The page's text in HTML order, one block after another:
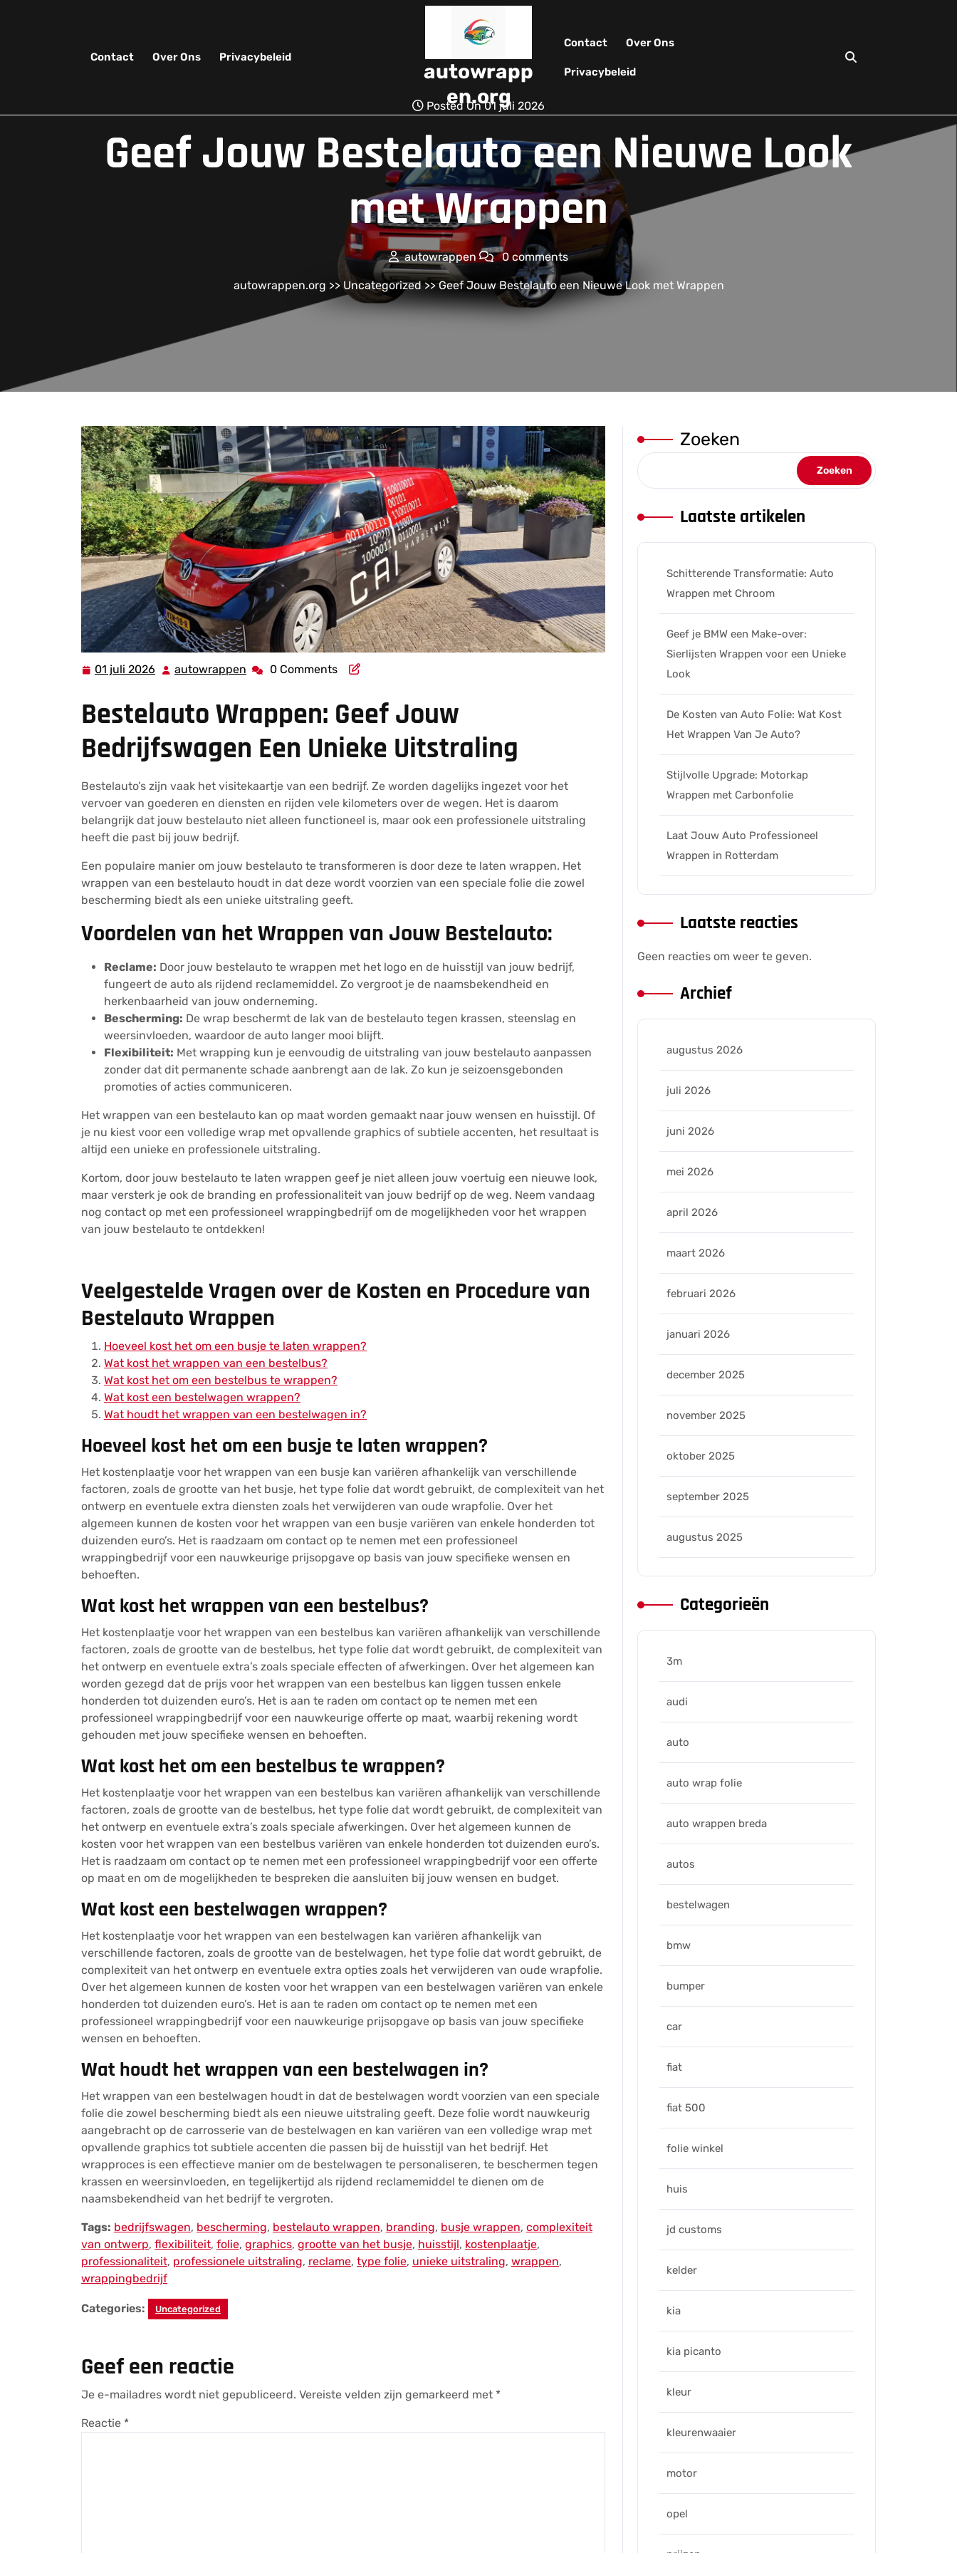
Contact Over Ons Privacybeleid
autowrapp
en.org
Contact Over Ons
Privacybeleid
Posted On 01 juli 2026
Geef Jouw Bestelauto een Nieuwe Look
met Wrappen
autowrappen 0 comments
autowrappen.org >>Uncategorized>> Geef Jouw Bestelauto een Nieuwe Look met Wrappen
01 juli 2026 01 autowrappen autowrappen
0 Comments
Bestelauto Wrappen: Geef Jouw
Bedrijfswagen Een Unieke Uitstraling
Bestelauto’s zijn vaak het visitekaartje van een bedrijf. Ze worden dagelijks ingezet voor het
vervoer van goederen en diensten en rijden vele kilometers over de wegen. Het is daarom
belangrijk dat jouw bestelauto niet alleen functioneel is, maar ook een professionele uitstraling
heeft die past bij jouw bedrijf.
Een populaire manier om jouw bestelauto te transformeren is door deze te laten wrappen. Het
wrappen van een bestelauto houdt in dat deze wordt voorzien van een speciale folie die zowel
bescherming biedt als een unieke uitstraling geeft.
Voordelen van het Wrappen van Jouw Bestelauto:
Reclame: Door jouw bestelauto te wrappen met het logo en de huisstijl van jouw bedrijf,
fungeert de auto als rijdend reclamemiddel. Zo vergroot je de naamsbekendheid en
herkenbaarheid van jouw onderneming.
Bescherming: De wrap beschermt de lak van de bestelauto tegen krassen, steenslag en
weersinvloeden, waardoor de auto langer mooi blijft.
Flexibiliteit: Met wrapping kun je eenvoudig de uitstraling van jouw bestelauto aanpassen
zonder dat dit permanente schade aanbrengt aan de lak. Zo kun je seizoensgebonden
promoties of acties communiceren.
Het wrappen van een bestelauto kan op maat worden gemaakt naar jouw wensen en huisstijl. Of
je nu kiest voor een volledige wrap met opvallende graphics of subtiele accenten, het resultaat is
altijd een unieke en professionele uitstraling.
Kortom, door jouw bestelauto te laten wrappen geef je niet alleen jouw voertuig een nieuwe look,
maar versterk je ook de branding en professionaliteit van jouw bedrijf op de weg. Neem vandaag
nog contact op met een professioneel wrappingbedrijf om de mogelijkheden voor het wrappen
van jouw bestelauto te ontdekken!
Veelgestelde Vragen over de Kosten en Procedure van
Bestelauto Wrappen
Hoeveel kost het om een ​​busje te laten wrappen?
Wat kost het wrappen van een bestelbus?
Wat kost het om een bestelbus te wrappen?
Wat kost een bestelwagen wrappen?
Wat houdt het wrappen van een bestelwagen in?
Hoeveel kost het om een ​​busje te laten wrappen?
Het kostenplaatje voor het wrappen van een busje kan variëren afhankelijk van verschillende
factoren, zoals de grootte van het busje, het type folie dat wordt gebruikt, de complexiteit van het
ontwerp en eventuele extra diensten zoals het verwijderen van oude wrapfolie. Over het
algemeen kunnen de kosten voor het wrappen van een busje variëren van enkele honderden tot
duizenden euro’s. Het is raadzaam om contact op te nemen met een professioneel
wrappingbedrijf voor een nauwkeurige prijsopgave op basis van jouw specifieke wensen en
behoeften.
Wat kost het wrappen van een bestelbus?
Het kostenplaatje voor het wrappen van een bestelbus kan variëren afhankelijk van verschillende
factoren, zoals de grootte van de bestelbus, het type folie dat wordt gebruikt, de complexiteit van
het ontwerp en eventuele extra’s zoals speciale effecten of afwerkingen. Over het algemeen kan
worden gezegd dat de prijs voor het wrappen van een bestelbus kan liggen tussen enkele
honderden tot duizenden euro’s. Het is aan te raden om contact op te nemen met een
professioneel wrappingbedrijf voor een nauwkeurige offerte op maat, waarbij rekening wordt
gehouden met jouw specifieke wensen en behoeften.
Wat kost het om een bestelbus te wrappen?
Het kostenplaatje voor het wrappen van een bestelbus kan variëren afhankelijk van verschillende
factoren, zoals de grootte van de bestelbus, het type folie dat wordt gebruikt, de complexiteit van
het ontwerp en eventuele extra’s zoals speciale afwerkingen. Over het algemeen kunnen de
kosten voor het wrappen van een bestelbus variëren van enkele honderden tot duizenden euro’s.
Het is raadzaam om contact op te nemen met een professioneel wrappingbedrijf voor een offerte
op maat en om de mogelijkheden te bespreken die aansluiten bij jouw wensen en budget.
Wat kost een bestelwagen wrappen?
Het kostenplaatje voor het wrappen van een bestelwagen kan variëren afhankelijk van
verschillende factoren, zoals de grootte van de bestelwagen, het type folie dat wordt gebruikt, de
complexiteit van het ontwerp en eventuele extra opties zoals het verwijderen van oude wrapfolie.
Over het algemeen kunnen de kosten voor het wrappen van een bestelwagen variëren van enkele
honderden tot duizenden euro’s. Het is aan te raden om contact op te nemen met een
professioneel wrappingbedrijf voor een nauwkeurige prijsopgave op basis van jouw specifieke
wensen en behoeften.
Wat houdt het wrappen van een bestelwagen in?
Het wrappen van een bestelwagen houdt in dat de bestelwagen wordt voorzien van een speciale
folie die zowel bescherming biedt als een nieuwe uitstraling geeft. Deze folie wordt nauwkeurig
aangebracht op de carrosserie van de bestelwagen en kan variëren van een volledige wrap met
opvallende graphics tot subtiele accenten die passen bij de huisstijl van het bedrijf. Het
wrapproces is een effectieve manier om de bestelwagen te personaliseren, te beschermen tegen
krassen en weersinvloeden, en tegelijkertijd als rijdend reclamemiddel te dienen om de
naamsbekendheid van het bedrijf te vergroten.
Tags: bedrijfswagen, bescherming, bestelauto wrappen, branding, busje wrappen, complexiteit
van ontwerp, flexibiliteit, folie, graphics, grootte van het busje, huisstijl, kostenplaatje,
professionaliteit, professionele uitstraling, reclame, type folie, unieke uitstraling, wrappen,
wrappingbedrijf
Categories: Uncategorized
Geef een reactie
Je e-mailadres wordt niet gepubliceerd. Vereiste velden zijn gemarkeerd met *
Reactie *
Zoeken
Zoeken
Laatste artikelen
Schitterende Transformatie: Auto
Wrappen met Chroom
Geef je BMW een Make-over:
Sierlijsten Wrappen voor een Unieke
Look
De Kosten van Auto Folie: Wat Kost
Het Wrappen Van Je Auto?
Stijlvolle Upgrade: Motorkap
Wrappen met Carbonfolie
Laat Jouw Auto Professioneel
Wrappen in Rotterdam
Laatste reacties
Geen reacties om weer te geven.
Archief
augustus 2026
juli 2026
juni 2026
mei 2026
april 2026
maart 2026
februari 2026
januari 2026
december 2025
november 2025
oktober 2025
september 2025
augustus 2025
Categorieën
3m
audi
auto
auto wrap folie
auto wrappen breda
autos
bestelwagen
bmw
bumper
car
fiat
fiat 500
folie winkel
huis
jd customs
kelder
kia
kia picanto
kleur
kleurenwaaier
motor
opel